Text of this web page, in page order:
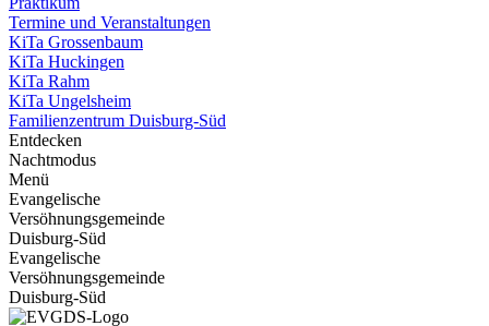
Termine und Veranstaltungen
KiTa Grossenbaum
KiTa Huckingen
KiTa Rahm
KiTa Ungelsheim
Familienzentrum Duisburg-Süd
Entdecken
Nachtmodus
Menü
Evangelische
Versöhnungsgemeinde
Duisburg-Süd
Evangelische
Versöhnungsgemeinde
Duisburg-Süd